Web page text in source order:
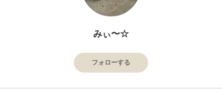
みぃ〜☆
フォローする